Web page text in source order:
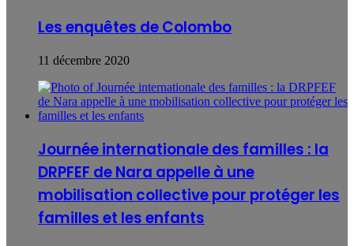
Les enquêtes de Colombo
11 décembre 2020
Journée internationale des familles : la
DRPFEF de Nara appelle à une
mobilisation collective pour protéger les
familles et les enfants